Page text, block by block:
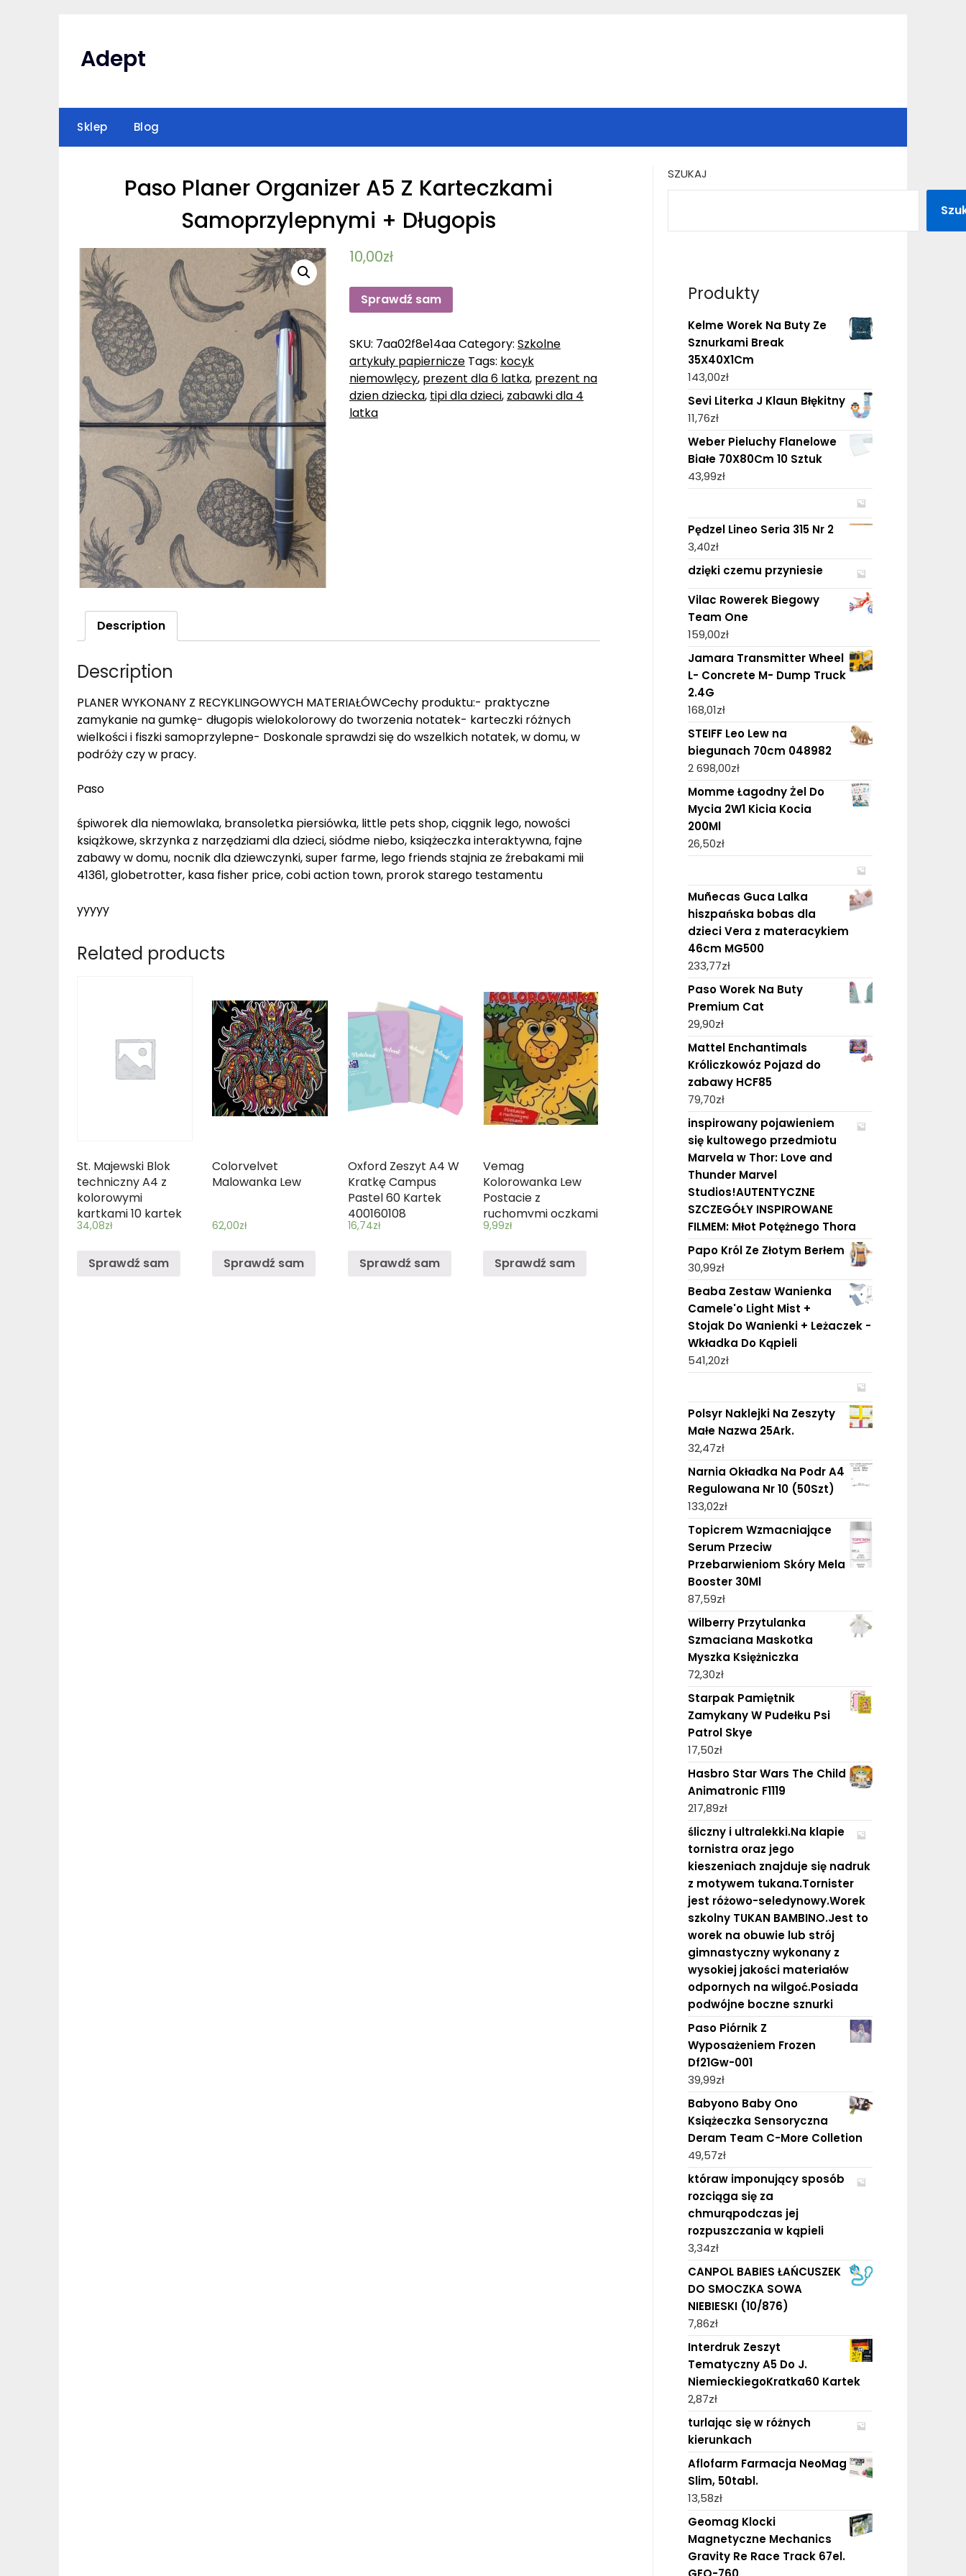
Adept
Sklep Blog
Paso Planer Organizer A5 Z Karteczkami
Samoprzylepnymi + Długopis
10,00zł
Sprawdź sam
SKU: 7aa02f8e14aaCategory: Szkolne
artykuły papiernicze Tags: kocyk
niemowlęcy, prezent dla 6 latka, prezent na
dzien dziecka, tipi dla dzieci, zabawki dla 4
latka
Description
Description
PLANER WYKONANY Z RECYKLINGOWYCH MATERIAŁÓWCechy produktu:- praktyczne
zamykanie na gumkę- długopis wielokolorowy do tworzenia notatek- karteczki różnych
wielkości i fiszki samoprzylepne- Doskonale sprawdzi się do wszelkich notatek, w domu, w
podróży czy w pracy.
Paso
śpiworek dla niemowlaka, bransoletka piersiówka, little pets shop, ciągnik lego, nowości
książkowe, skrzynka z narzędziami dla dzieci, siódme niebo, książeczka interaktywna, fajne
zabawy w domu, nocnik dla dziewczynki, super farme, lego friends stajnia ze źrebakami mii
41361, globetrotter, kasa fisher price, cobi action town, prorok starego testamentu
yyyyy
Related products
St. Majewski Blok
techniczny A4 z
kolorowymi
kartkami 10 kartek
10 sztuk mix
34,08zł
Sprawdź sam
Colorvelvet
Malowanka Lew
62,00zł
Sprawdź sam
Oxford Zeszyt A4 W
Kratkę Campus
Pastel 60 Kartek
400160108
16,74zł
Sprawdź sam
Vemag
Kolorowanka Lew
Postacie z
ruchomymi oczkami
9,99zł
Sprawdź sam
SZUKAJ
Produkty
Kelme Worek Na Buty Ze
Sznurkami Break
35X40X1Cm
143,00zł
Sevi Literka J Klaun Błękitny
11,76zł
Weber Pieluchy Flanelowe
Białe 70X80Cm 10 Sztuk
43,99zł
Pędzel Lineo Seria 315 Nr 2
3,40zł
dzięki czemu przyniesie
Vilac Rowerek Biegowy
Team One
159,00zł
Jamara Transmitter Wheel
L- Concrete M- Dump Truck
2.4G
168,01zł
STEIFF Leo Lew na
biegunach 70cm 048982
2 698,00zł
Momme Łagodny Żel Do
Mycia 2W1 Kicia Kocia
200Ml
26,50zł
Muñecas Guca Lalka
hiszpańska bobas dla
dzieci Vera z materacykiem
46cm MG500
233,77zł
Paso Worek Na Buty
Premium Cat
29,90zł
Mattel Enchantimals
Króliczkowóz Pojazd do
zabawy HCF85
79,70zł
inspirowany pojawieniem
się kultowego przedmiotu
Marvela w Thor: Love and
Thunder Marvel
Studios!AUTENTYCZNE
SZCZEGÓŁY INSPIROWANE
FILMEM: Młot Potężnego Thora
Papo Król Ze Złotym Berłem
30,99zł
Beaba Zestaw Wanienka
Camele'o Light Mist +
Stojak Do Wanienki + Leżaczek -
Wkładka Do Kąpieli
541,20zł
Polsyr Naklejki Na Zeszyty
Małe Nazwa 25Ark.
32,47zł
Narnia Okładka Na Podr A4
Regulowana Nr 10 (50Szt)
133,02zł
Topicrem Wzmacniające
Serum Przeciw
Przebarwieniom Skóry Mela
Booster 30Ml
87,59zł
Wilberry Przytulanka
Szmaciana Maskotka
Myszka Księżniczka
72,30zł
Starpak Pamiętnik
Zamykany W Pudełku Psi
Patrol Skye
17,50zł
Hasbro Star Wars The Child
Animatronic F1119
217,89zł
śliczny i ultralekki.Na klapie
tornistra oraz jego
kieszeniach znajduje się nadruk
z motywem tukana.Tornister
jest różowo-seledynowy.Worek
szkolny TUKAN BAMBINO.Jest to
worek na obuwie lub strój
gimnastyczny wykonany z
wysokiej jakości materiałów
odpornych na wilgoć.Posiada
podwójne boczne sznurki
Paso Piórnik Z
Wyposażeniem Frozen
Df21Gw-001
39,99zł
Babyono Baby Ono
Książeczka Sensoryczna
Deram Team C-More Colletion
49,57zł
któraw imponujący sposób
rozciąga się za
chmurąpodczas jej
rozpuszczania w kąpieli
3,34zł
CANPOL BABIES ŁAŃCUSZEK
DO SMOCZKA SOWA
NIEBIESKI (10/876)
7,86zł
Interdruk Zeszyt
Tematyczny A5 Do J.
NiemieckiegoKratka60 Kartek
2,87zł
turlając się w różnych
kierunkach
Aflofarm Farmacja NeoMag
Slim, 50tabl.
13,58zł
Geomag Klocki
Magnetyczne Mechanics
Gravity Re Race Track 67el.